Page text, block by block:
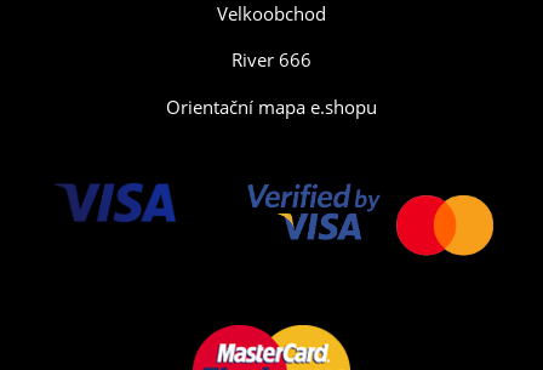
Velkoobchod
River 666
Orientační mapa e.shopu